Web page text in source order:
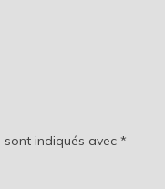
indiqués avec *